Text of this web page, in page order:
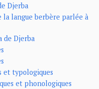
Djerba
langue berbère parlée à
de Djerba
et typologiques
et phonologiques